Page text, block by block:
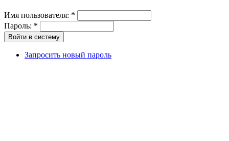
Имя пользователя: *
Пароль: *
Запросить новый пароль